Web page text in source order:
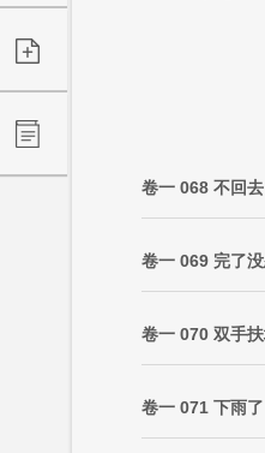
卷一 068 不回去
卷一 069 完了
卷一 070 双手
卷一 071 下雨了